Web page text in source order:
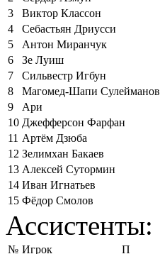
3
Виктор Классон
4
Себастьян Дриусси
5
Антон Миранчук
6
Зе Луиш
7
Сильвестр Игбун
8
Магомед-Шапи Сулейманов
9
Ари
10 Джефферсон Фарфан
11 Артём Дзюба
12 Зелимхан Бакаев
13 Алексей Сутормин
14 Иван Игнатьев
15 Фёдор Смолов
Ассистенты:
№ Игрок П